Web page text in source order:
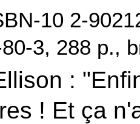
10 2-
3, 288 p.,
:
! Et ça